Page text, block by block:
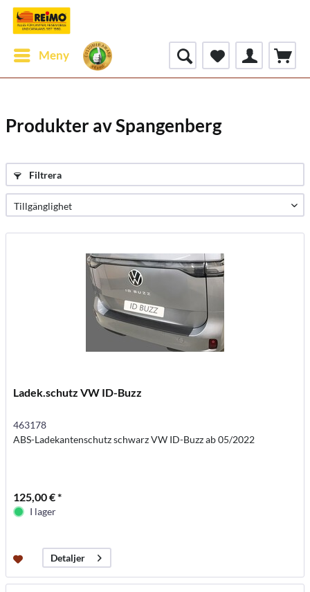
Meny
Produkter av Spangenberg
Filtrera
Ladek.schutz VW ID-Buzz
463178
ABS-Ladekantenschutz schwarz VW ID-Buzz ab 05/2022
125,00 € *
I lager
Detaljer